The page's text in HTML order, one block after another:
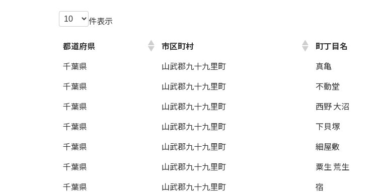
件表示
都道府県 市区町村 町丁目名
千葉県 山武郡九十九里町 真亀
千葉県 山武郡九十九里町 不動堂
千葉県 山武郡九十九里町 西野 大沼
千葉県 山武郡九十九里町 下貝塚
千葉県 山武郡九十九里町 細屋敷
千葉県 山武郡九十九里町 粟生 荒生
千葉県 山武郡九十九里町 宿